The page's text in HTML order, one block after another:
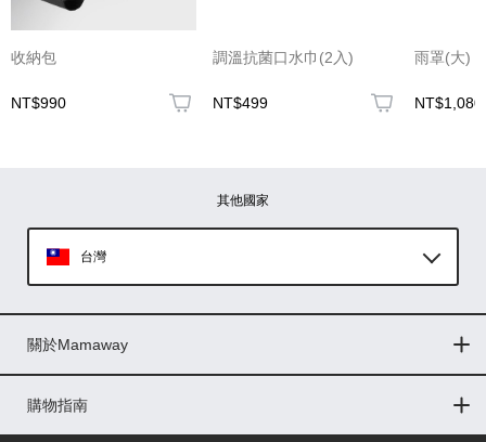
(圖片格式限jpg、jpeg)
收納包
NT$990
調溫抗菌口水巾(2入)
NT$499
雨罩(大)
NT$1,080
其他國家
台灣
印尼
馬來西亞
關於Mamaway
門市據點
最新消息
品牌故事
人力招募
媒體花絮
隱私權聲明
CSR企業社會責任
購物指南
購物常見問題
退換貨問題
儲值金使用條款
購買儲值金
發票問題
會員權益
線上留言
吸乳器-免費體驗